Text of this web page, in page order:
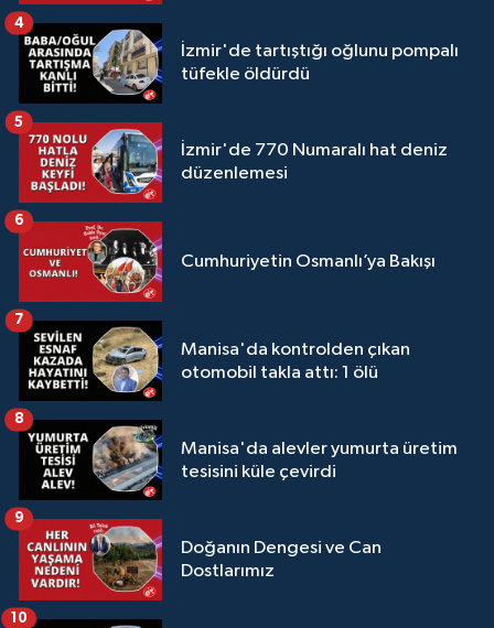
İzmir'de tartıştığı oğlunu pompalı
tüfekle öldürdü
4
İzmir'de 770 Numaralı hat deniz
düzenlemesi
5
Cumhuriyetin Osmanlı’ya Bakışı
6
Manisa'da kontrolden çıkan
otomobil takla attı: 1 ölü
7
Manisa'da alevler yumurta üretim
tesisini küle çevirdi
8
Doğanın Dengesi ve Can
Dostlarımız
9
10